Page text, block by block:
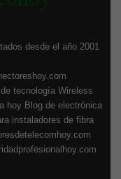
desde el año 2001
tecnología Wireless
hoy Blog de electrónica
instaladores de fibra